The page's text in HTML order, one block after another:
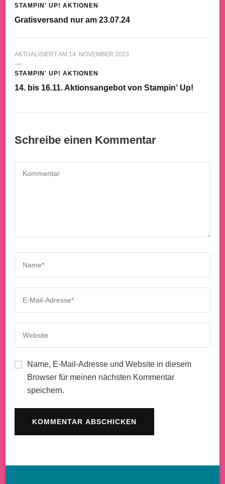
STAMPIN' UP! AKTIONEN
Gratisversand nur am 23.07.24
AKTUALISIERT AM 14. NOVEMBER 2023
STAMPIN' UP! AKTIONEN
14. bis 16.11. Aktionsangebot von Stampin‘ Up!
Schreibe einen Kommentar
Name, E-Mail-Adresse und Website in diesem
Browser für meinen nächsten Kommentar
speichern.